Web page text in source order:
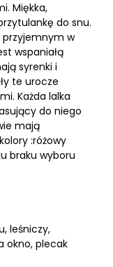
Miękka,
do snu.
przyjemnym w
wspaniałą
syrenki i
te urocze
Każda lalka
do niego
mają
:różowy
braku wyboru
leśniczy,
okno, plecak